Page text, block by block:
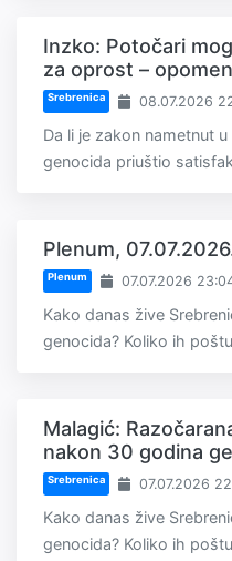
Inzko: Potočari
za oprost –
Srebrenica 08.07.2026
Da li je zakon nametnut
genocida priuštio
Plenum,
Plenum 07.07.2026
Kako danas žive
genocida? Koliko ih
Malagić:
nakon 30 godina
Srebrenica 07.07.2026
Kako danas žive
genocida? Koliko ih